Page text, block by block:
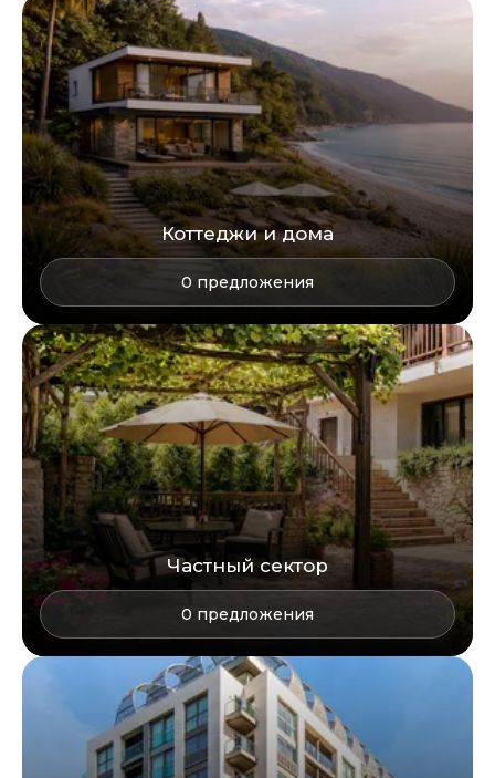
Коттеджи и дома
0 предложения
Частный сектор
0 предложения